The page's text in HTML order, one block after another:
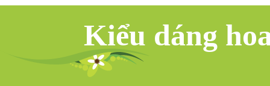
Kiểu dáng